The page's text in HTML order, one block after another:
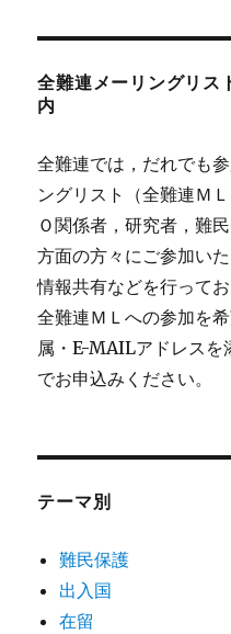
全難連メーリングリス
内
全難連では，だれでも
ングリスト（全難連Ｍ
Ｏ関係者，研究者，難
方面の方々にご参加い
情報共有などを行ってお
全難連ＭＬへの参加を
属・E-MAILアドレスを
でお申込みください。
テーマ別
難民保護
出入国
在留